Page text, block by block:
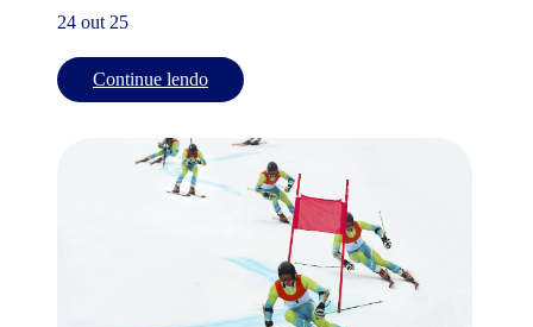
24 out 25
Continue lendo